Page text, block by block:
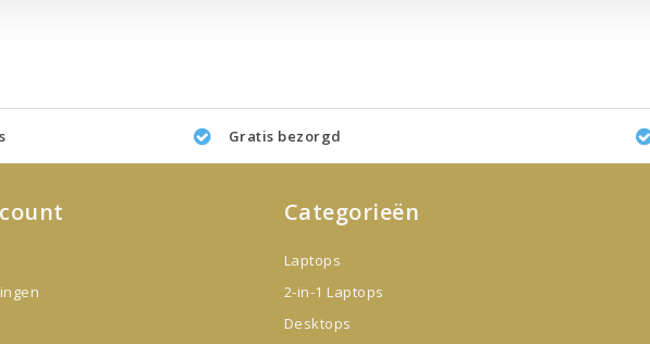
Gratis bezorgd
Categorieën
Laptops
2-in-1 Laptops
Desktops